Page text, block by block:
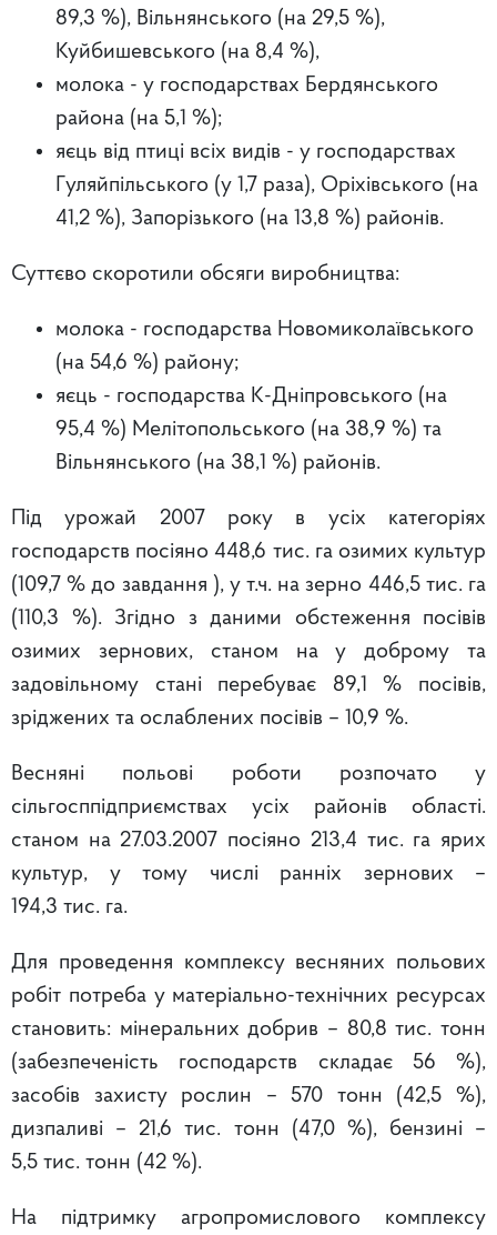
89,3 %), Вільнянського (на 29,5 %),
Куйбишевського (на 8,4 %),
молока - у господарствах Бердянського
района (на 5,1 %);
яєць від птиці всіх видів - у господарствах
Гуляйпільського (у 1,7 раза), Оріхівського (на
41,2 %), Запорізького (на 13,8 %) районів.
Суттєво скоротили обсяги виробництва:
молока - господарства Новомиколаївського
(на 54,6 %) району;
яєць - господарства К-Дніпровського (на
95,4 %) Мелітопольського (на 38,9 %) та
Вільнянського (на 38,1 %) районів.
Під урожай 2007 року в усіх категоріях
господарств посіяно 448,6 тис. га озимих культур
(109,7 % до завдання ), у т.ч. на зерно 446,5 тис. га
(110,3 %). Згідно з даними обстеження посівів
озимих зернових, станом на у доброму та
задовільному стані перебуває 89,1 % посівів,
зріджених та ослаблених посівів – 10,9 %.
Весняні польові роботи розпочато у
сільгосппідприємствах усіх районів області.
станом на 27.03.2007 посіяно 213,4 тис. га ярих
культур, у тому числі ранніх зернових –
194,3 тис. га.
Для проведення комплексу весняних польових
робіт потреба у матеріально-технічних ресурсах
становить: мінеральних добрив – 80,8 тис. тонн
(забезпеченість господарств складає 56 %),
засобів захисту рослин – 570 тонн (42,5 %),
дизпаливі – 21,6 тис. тонн (47,0 %), бензині –
5,5 тис. тонн (42 %).
На підтримку агропромислового комплексу